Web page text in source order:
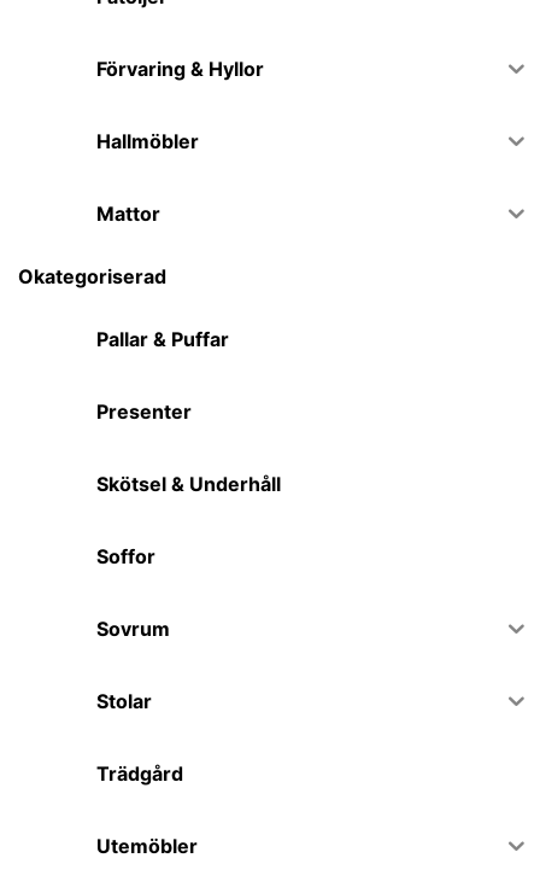
Förvaring & Hyllor
Hallmöbler
Mattor
Okategoriserad
Pallar & Puffar
Presenter
Skötsel & Underhåll
Soffor
Sovrum
Stolar
Trädgård
Utemöbler